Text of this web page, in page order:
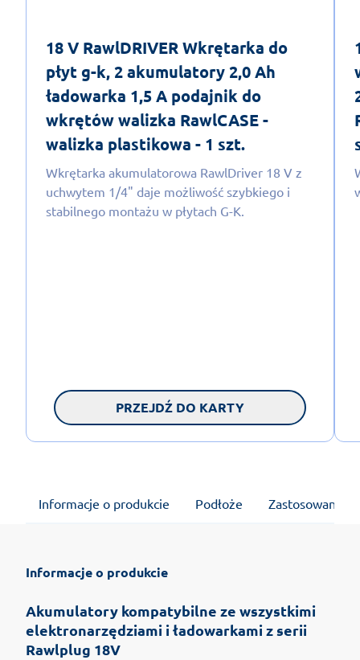
18 V RawlDRIVER Wkrętarka do
płyt g-k, 2 akumulatory 2,0 Ah
ładowarka 1,5 A podajnik do
wkrętów walizka RawlCASE -
walizka plastikowa - 1 szt.
Wkrętarka akumulatorowa RawlDriver 18 V z
uchwytem 1/4" daje możliwość szybkiego i
stabilnego montażu w płytach G-K.
PRZEJDŹ DO KARTY
Informacje o produkcie Podłoże Zastosowanie
Informacje o produkcie
Akumulatory kompatybilne ze wszystkimi
elektronarzędziami i ładowarkami z serii
Rawlplug 18V